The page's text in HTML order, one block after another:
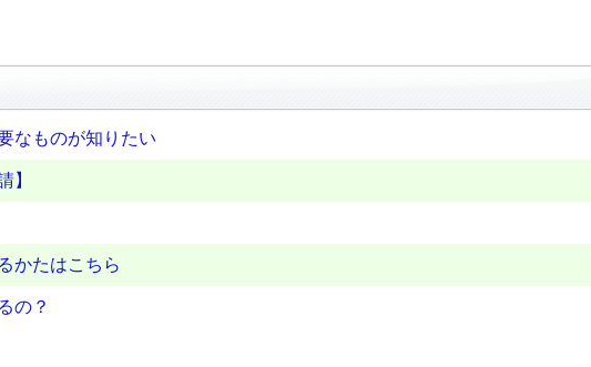
なものが知りたい
】
かたはこちら
の？